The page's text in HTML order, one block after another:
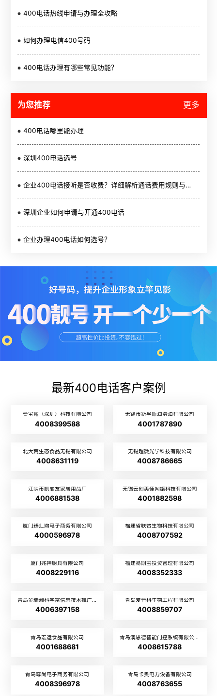
400电话热线申请与办理全攻略
如何办理电信400号码
400电话办理有哪些常见功能？
为您推荐 更多
400电话哪里能办理
深圳400电话选号
企业400电话接听是否收费？详细解析通话费用规则与运营商差异
深圳企业如何申请与开通400电话
企业办理400电话如何选号？
最新400电话客户案例
曼宝露（深圳）科技有限公司
4008399588
无锡市新孚斯润滑油有限公司
4001787890
北大荒生态食品无锡有限公司
4008631119
无锡超微光学科技有限公司
4008786665
江阴市凯丽友家居用品厂
4006881538
无锡云创美佳网络科技有限公司
4001882598
厦门臻汇购电子商务有限公司
4000596978
福建省联赞生物科技有限公司
4008707592
厦门兆神厨具有限公司
4008229116
福建易期宝投资管理有限公司
4008352333
青岛金瑞瀚科学富信息技术推广有限公司
4006397158
青岛爱普科生物工程有限公司
4008859707
青岛宏运食品有限公司
4001688681
青岛澳思德智能门控系统有限公司
4008615788
青岛尊尚电子商务有限公司
4008396978
青岛卡奥电力设备有限公司
4008763655